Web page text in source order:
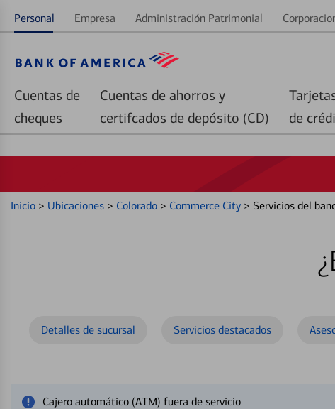
Personal Empresa Administración Patrimonial
Cuentas de
cheques
Cuentas de ahorros y
certifcados de depósito (CD)
de
Inicio > Ubicaciones > Colorado > Commerce City > Servicios del
Detalles de sucursal Servicios destacados
Cajero automático (ATM) fuera de servicio